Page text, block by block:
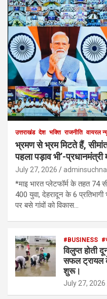
उत्तराखंड देश भक्ति राजनीति वायरल
भ्रमण से भ्रम मिटते हैं,
पहला पड़ाव भी’-प्रधानमंत्री
July 27, 2026 adminsuchna
*माइ भारत प्लेटफॉर्म के तहत 74
400 युवा, देहरादून के 6
पर बसे गांवों को विकास…
#BUSINESS
विलुप्त होती
सफल ट्रायल
शुरू।
July 27, 2026